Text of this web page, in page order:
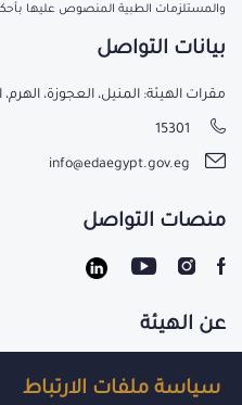
سياسة ملفات الارتباط
والمستلزمات الطبية المنصوص عليها
عن الهيئة
بيانات التواصل
مقرات الهيئة: المنيل، العجوزة،
15301
info@edaegypt.gov.eg
منصات التواصل